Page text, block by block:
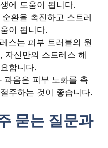
에 도움이 됩니다.
순환을 촉진하고 스트레
이 됩니다.
스는 피부 트러블의 원
자신만의 스트레스 해
합니다.
과음은 피부 노화를 촉
주하는 것이 좋습니다.
묻는 질문과